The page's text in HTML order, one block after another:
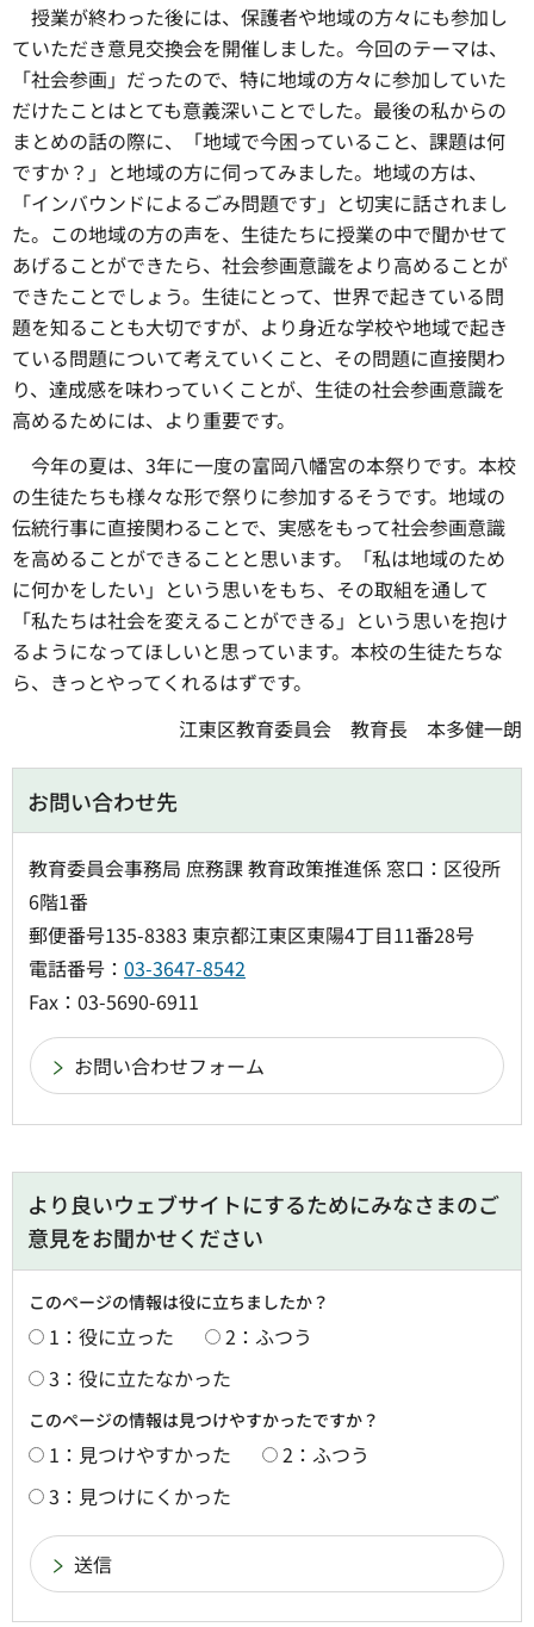
授業が終わった後には、 保護者や地域の方々にも参加し
ていただき意見交換会を開催しました。今回のテーマは、
「社会参画」だったので、特に地域の方々に参加していた
だけたことはとても意義深いことでした。最後の私からの
まとめの話の際に、「地域で今困っていること、課題は何
ですか？」と地域の方に伺ってみました。地域の方は、
「インバウンドによるごみ問題です」と切実に話されまし
た。この地域の方の声を、生徒たちに授業の中で聞かせて
あげることができたら、社会参画意識をより高めることが
できたことでしょう。生徒にとって、世界で起きている問
題を知ることも大切ですが、より身近な学校や地域で起き
ている問題について考えていくこと、その問題に直接関わ
り、達成感を味わっていくことが、生徒の社会参画意識を
高めるためには、より重要です。
今年の夏は、3年に一度の富岡八幡宮の本祭りです。本校
の生徒たちも様々な形で祭りに参加するそうです。地域の
伝統行事に直接関わることで、実感をもって社会参画意識
を高めることができることと思います。「私は地域のため
に何かをしたい」という思いをもち、その取組を通して
「私たちは社会を変えることができる」という思いを抱け
るようになってほしいと思っています。本校の生徒たちな
ら、きっとやってくれるはずです。
江東区教育委員会
教育長 本多健一朗
お問い合わせ先
教育委員会事務局 庶務課 教育政策推進係 窓口：区役所
6階1番
郵便番号135-8383 東京都江東区東陽4丁目11番28号
電話番号： 03-3647-8542
Fax：03-5690-6911
より良いウェブサイトにするためにみなさまのご
意見をお聞かせください
このページの情報は役に立ちましたか？
1：役に立った
2：ふつう
3：役に立たなかった
このページの情報は見つけやすかったですか？
1：見つけやすかった
2：ふつう
3：見つけにくかった